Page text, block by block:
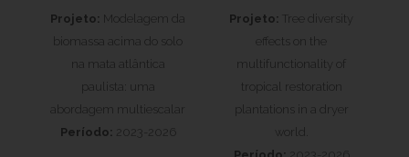
Projeto: Modelagem da
biomassa acima do solo
na mata atlântica
paulista: uma
abordagem multiescalar
Período: 2023-2026
Projeto: Tree diversity
effects on the
multifunctionality of
tropical restoration
plantations in a dryer
world.